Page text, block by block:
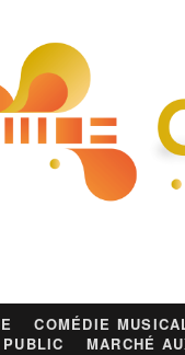
COMÉDIE
MARCHÉ